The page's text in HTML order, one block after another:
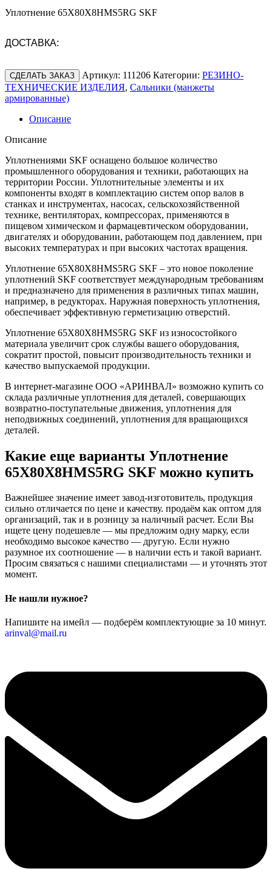
Уплотнение 65X80X8HMS5RG SKF
ДОСТАВКА:
СДЕЛАТЬ ЗАКАЗ Артикул: 111206 Категории: РЕЗИНО-
ТЕХНИЧЕСКИЕ ИЗДЕЛИЯ, Сальники (манжеты
армированные)
Описание
Описание
Уплотнениями SKF оснащено большое количество
промышленного оборудования и техники, работающих на
территории России. Уплотнительные элементы и их
компоненты входят в комплектацию систем опор валов в
станках и инструментах, насосах, сельскохозяйственной
технике, вентиляторах, компрессорах, применяются в
пищевом химическом и фармацевтическом оборудовании,
двигателях и оборудовании, работающем под давлением, при
высоких температурах и при высоких частотах вращения.
Уплотнение 65X80X8HMS5RG SKF – это новое поколение
уплотнений SKF соответствует международным требованиям
и предназначено для применения в различных типах машин,
например, в редукторах. Наружная поверхность уплотнения,
обеспечивает эффективную герметизацию отверстий.
Уплотнение 65X80X8HMS5RG SKF из износостойкого
материала увеличит срок службы вашего оборудования,
сократит простой, повысит производительность техники и
качество выпускаемой продукции.
В интернет-магазине ООО «АРИНВАЛ» возможно купить со
склада различные уплотнения для деталей, совершающих
возвратно-поступательные движения, уплотнения для
неподвижных соединений, уплотнения для вращающихся
деталей.
Какие еще варианты Уплотнение
65X80X8HMS5RG SKF можно купить
Важнейшее значение имеет завод-изготовитель, продукция
сильно отличается по цене и качеству. продаём как оптом для
организаций, так и в розницу за наличный расчет. Если Вы
ищете цену подешевле — мы предложим одну марку, если
необходимо высокое качество — другую. Если нужно
разумное их соотношение — в наличии есть и такой вариант.
Просим связаться с нашими специалистами — и уточнять этот
момент.
Не нашли нужное?
Напишите на имейл — подберём комплектующие за 10 минут.
arinval@mail.ru